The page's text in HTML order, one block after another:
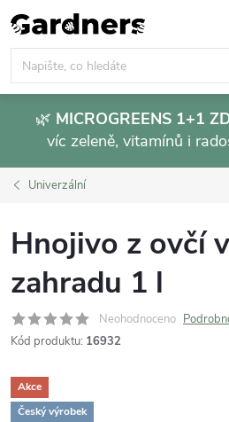
Přejít
na
obsah
🌿 MICROGREENS 1+1
víc zeleně, vitamínů i
Univerzální
Hnojivo z ovčí
zahradu 1 l
Neohodnoceno
Kód produktu: 16932
Akce
Český výrobek